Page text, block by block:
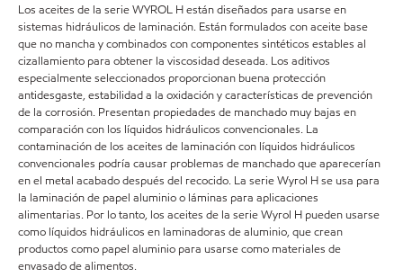
Los aceites de la serie WYROL H están diseñados para usarse en
sistemas hidráulicos de laminación. Están formulados con aceite base
que no mancha y combinados con componentes sintéticos estables al
cizallamiento para obtener la viscosidad deseada. Los aditivos
especialmente seleccionados proporcionan buena protección
antidesgaste, estabilidad a la oxidación y características de prevención
de la corrosión. Presentan propiedades de manchado muy bajas en
comparación con los líquidos hidráulicos convencionales. La
contaminación de los aceites de laminación con líquidos hidráulicos
convencionales podría causar problemas de manchado que aparecerían
en el metal acabado después del recocido. La serie Wyrol H se usa para
la laminación de papel aluminio o láminas para aplicaciones
alimentarias. Por lo tanto, los aceites de la serie Wyrol H pueden usarse
como líquidos hidráulicos en laminadoras de aluminio, que crean
productos como papel aluminio para usarse como materiales de
envasado de alimentos.